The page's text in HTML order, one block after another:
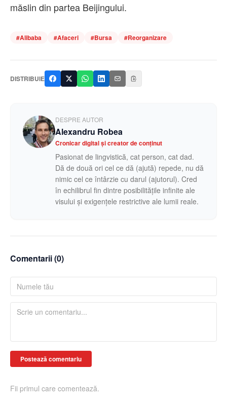
măslin din partea Beijingului.
#Alibaba #Afaceri #Bursa #Reorganizare
DISTRIBUIE
DESPRE AUTOR
Alexandru Robea
Cronicar digital și creator de conținut
Pasionat de lingvistică, cat person, cat dad.
Dă de două ori cel ce dă (ajută) repede, nu dă
nimic cel ce întârzie cu darul (ajutorul). Cred
în echilibrul fin dintre posibilitățile infinite ale
visului și exigențele restrictive ale lumii reale.
Comentarii (0)
Postează comentariu
Fii primul care comentează.